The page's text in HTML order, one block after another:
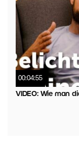
00:04:55
VIDEO: Wie man